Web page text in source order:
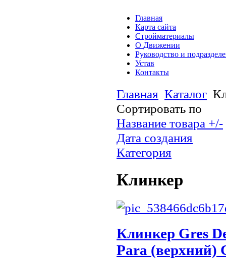
Главная
Карта сайта
Стройматериалы
О Движении
Руководство и
Устав
Контакты
Главная Каталог
Сортировать по
Название товара +/-
Дата создания
Категория
Клинкер
Клинкер Gres
Para (верхний)